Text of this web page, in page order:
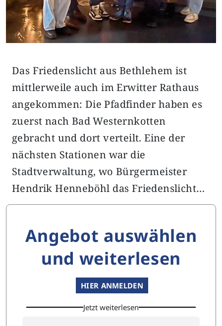
Das Friedenslicht aus Bethlehem ist
mittlerweile auch im Erwitter Rathaus
angekommen: Die Pfadfinder haben es
zuerst nach Bad Westernkotten
gebracht und dort verteilt. Eine der
nächsten Stationen war die
Stadtverwaltung, wo Bürgermeister
Hendrik Henneböhl das Friedenslicht…
Angebot auswählen
und weiterlesen
HIER ANMELDEN
Jetzt weiterlesen